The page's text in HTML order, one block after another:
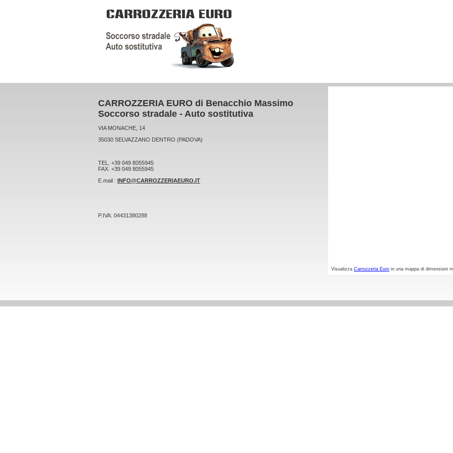
CARROZZERIA EURO di Benacchio Massimo
Soccorso stradale - Auto sostitutiva
VIA MONACHE, 14
35030 SELVAZZANO DENTRO (PADOVA)
TEL. +39 049 8055945
FAX. +39 049 8055945
E.mail : INFO@CARROZZERIAEURO.IT
P.IVA: 04431380288
Visualizza Carrozzeria Euro in una mappa di dimensioni